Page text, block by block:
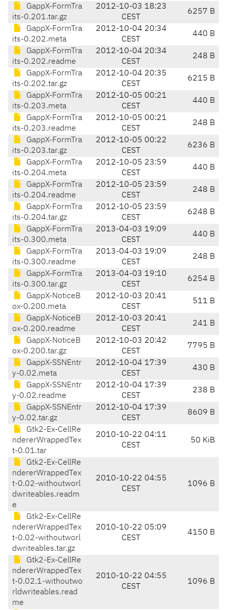
GappX-FormTra
its-0.201.tar.gz
2012-10-03 18:23
CEST
6257 B
GappX-FormTra
its-0.202.meta
2012-10-04 20:34
CEST
440 B
GappX-FormTra
its-0.202.readme
2012-10-04 20:34
CEST
248 B
GappX-FormTra
its-0.202.tar.gz
2012-10-04 20:35
CEST
6215 B
GappX-FormTra
its-0.203.meta
2012-10-05 00:21
CEST
440 B
GappX-FormTra
its-0.203.readme
2012-10-05 00:21
CEST
248 B
GappX-FormTra
its-0.203.tar.gz
2012-10-05 00:22
CEST
6236 B
GappX-FormTra
its-0.204.meta
2012-10-05 23:59
CEST
440 B
GappX-FormTra
its-0.204.readme
2012-10-05 23:59
CEST
248 B
GappX-FormTra
its-0.204.tar.gz
2012-10-05 23:59
CEST
6248 B
GappX-FormTra
its-0.300.meta
2013-04-03 19:09
CEST
440 B
GappX-FormTra
its-0.300.readme
2013-04-03 19:09
CEST
248 B
GappX-FormTra
its-0.300.tar.gz
2013-04-03 19:10
CEST
6254 B
GappX-NoticeB
ox-0.200.meta
2012-10-03 20:41
CEST
511 B
GappX-NoticeB
ox-0.200.readme
2012-10-03 20:41
CEST
241 B
GappX-NoticeB
ox-0.200.tar.gz
2012-10-03 20:42
CEST
7795 B
GappX-SSNEntr
y-0.02.meta
2012-10-04 17:39
CEST
430 B
GappX-SSNEntr
y-0.02.readme
2012-10-04 17:39
CEST
238 B
GappX-SSNEntr
y-0.02.tar.gz
2012-10-04 17:39
CEST
8609 B
Gtk2-Ex-CellRe
ndererWrappedTex
t-0.01.tar
2010-10-22 04:11
CEST
50 KiB
Gtk2-Ex-CellRe
ndererWrappedTex
t-0.02-withoutworl
dwriteables.readm
e
2010-10-22 04:55
CEST
1096 B
Gtk2-Ex-CellRe
ndererWrappedTex
t-0.02-withoutworl
dwriteables.tar.gz
2010-10-22 05:09
CEST
4150 B
Gtk2-Ex-CellRe
ndererWrappedTex
t-0.02.1-withoutwo
rldwriteables.read
me
2010-10-22 04:55
CEST
1096 B